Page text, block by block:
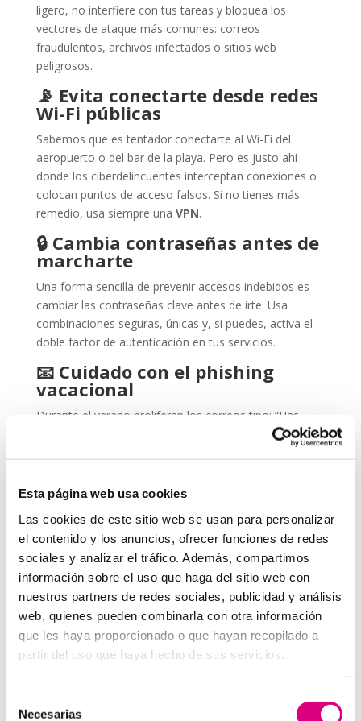
Esta página web usa cookies
Las cookies de este sitio web se usan para personalizar
el contenido y los anuncios, ofrecer funciones de redes
sociales y analizar el tráfico. Además, compartimos
información sobre el uso que haga del sitio web con
nuestros partners de redes sociales, publicidad y análisis
web, quienes pueden combinarla con otra información
que les haya proporcionado o que hayan recopilado a
partir del uso que haya hecho de sus servicios.
Necesarias
ligero, no interfiere con tus tareas y bloquea los
vectores de ataque más comunes: correos
fraudulentos, archivos infectados o sitios web
peligrosos.
📡 Evita conectarte desde redes
Wi-Fi públicas
Sabemos que es tentador conectarte al Wi-Fi del
aeropuerto o del bar de la playa. Pero es justo ahí
donde los ciberdelincuentes interceptan conexiones o
colocan puntos de acceso falsos. Si no tienes más
remedio, usa siempre una VPN.
🔒Cambia contraseñas antes de
marcharte
Una forma sencilla de prevenir accesos indebidos es
cambiar las contraseñas clave antes de irte. Usa
combinaciones seguras, únicas y, si puedes, activa el
doble factor de autenticación en tus servicios.
📧Cuidado con el phishing
vacacional
Durante el verano proliferan los correos tipo: “Has
ganado un viaje”, “Reserva cancelada” o “Nuevo
paquete en camino”. Son trampas muy bien diseñadas
robar tus credenciales.
Con unbuen antivirus y protección cibernética,
este tipo de amenazas pueden ser detectadas y
bloqueadas antes de que causen daño.
Protección cibernética para
empresas y autónomos en
vacaciones
Protección cibernéticano es solo instalar un
antivirus. Es anticiparte. Si gestionas una empresa o
trabajar en remoto de forma segura, mantén backups